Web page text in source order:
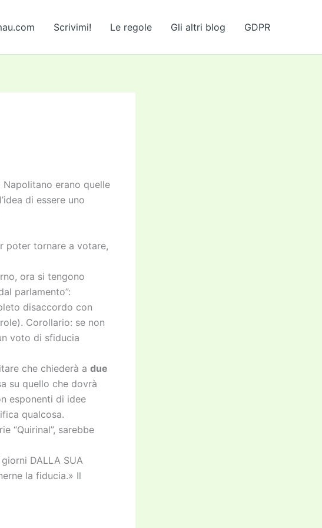
Scrivimi! Le regole Gli altri blog GDPR
erano quelle
di essere uno
poter tornare a votare,
ora si tengono
parlamento”:
disaccordo con
Corollario: se non
voto di sfiducia
che chiederà a due
su quello che dovrà
esponenti di idee
qualcosa.
“Quirinal”, sarebbe
DALLA SUA
la fiducia.» Il